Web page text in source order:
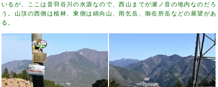
いるが、ここは音羽谷川の水源なので、西山までが瀬ノ音の地内なのだろ
う。山頂の西側は植林、東側は綿向山、雨乞岳、御在所岳などの展望があ
る。